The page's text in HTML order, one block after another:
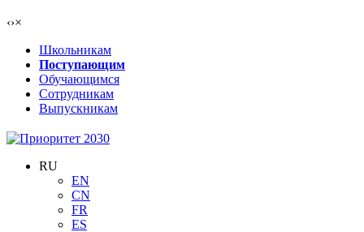
‹›×
Школьникам
Поступающим
Обучающимся
Сотрудникам
Выпускникам
RU
EN
CN
FR
ES